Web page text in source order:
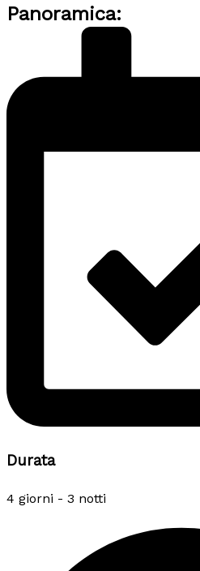
Panoramica:
Durata
4 giorni - 3 notti